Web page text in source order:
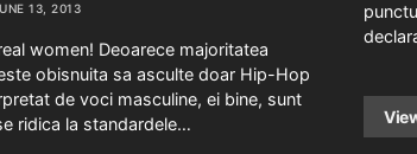
13, 2013
women! Deoarece majoritatea
obisnuita sa asculte doar Hip-Hop
de voci masculine, ei bine, sunt
ridica la standardele…